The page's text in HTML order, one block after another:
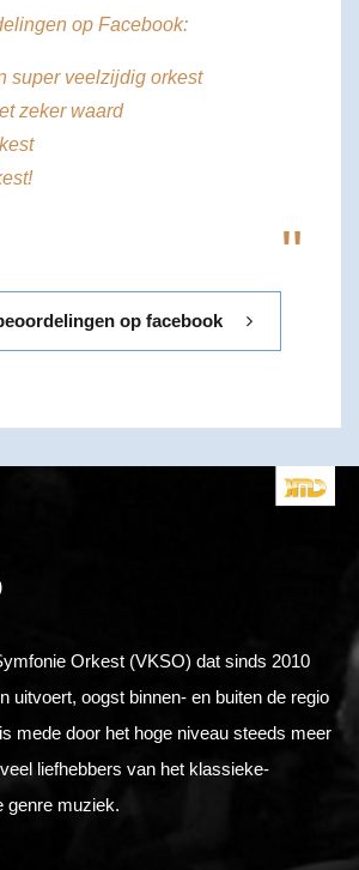
op Facebook:
super veelzijdig orkest
zeker waard
"
op facebook
Orkest (VKSO) dat sinds 2010
uitvoert, oogst binnen- en buiten de regio
mede door het hoge niveau steeds meer
liefhebbers van het klassieke-
genre muziek.